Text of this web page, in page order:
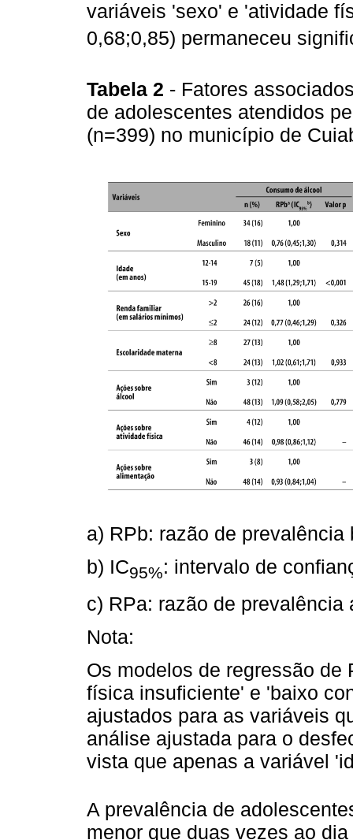
variáveis 'sexo' e 'atividade
0,68;0,85) permaneceu
Tabela 2 - Fatores
de adolescentes atendidos
(n=399) no município de
a) RPb: razão de prevalência
b) IC95%: intervalo de
c) RPa: razão de prevalência
Nota:
Os modelos de regressão
física insuficiente' e 'baixo
ajustados para as variáveis
análise ajustada para o
vista que apenas a variável
A prevalência de
menor que duas vezes ao